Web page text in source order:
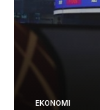
EKONOMI